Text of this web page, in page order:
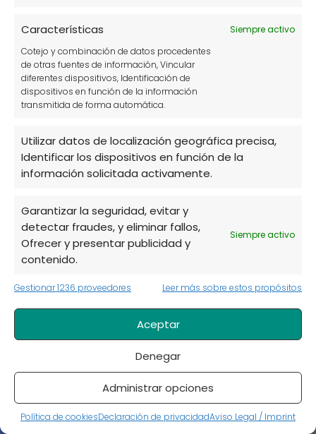
Características
Siempre activo
Cotejo y combinación de datos procedentes
de otras fuentes de información, Vincular
diferentes dispositivos, Identificación de
dispositivos en función de la información
transmitida de forma automática.
Utilizar datos de localización geográfica precisa,
Identificar los dispositivos en función de la
información solicitada activamente.
Garantizar la seguridad, evitar y
detectar fraudes, y eliminar fallos,
Ofrecer y presentar publicidad y
contenido.
Siempre activo
Gestionar 1236 proveedores Leer más sobre estos propósitos
Aceptar
Denegar
Administrar opciones
Política de cookiesDeclaración de privacidadAviso Legal / Imprint
5 frutales de secano y sus cuidados
Serbal de los cazadores - Sorbus
aucuparia